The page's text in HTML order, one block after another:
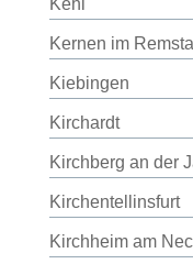
Kehl
Kernen im Remstal
Kiebingen
Kirchardt
Kirchberg an der
Kirchentellinsfurt
Kirchheim am